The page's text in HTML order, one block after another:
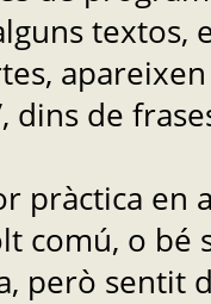
dins de
pràctica en
comú, o
però sentit